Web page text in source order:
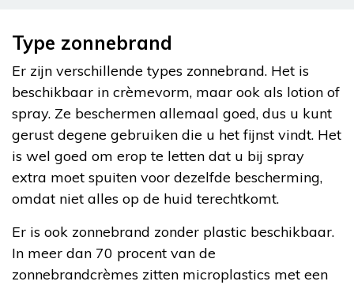
Type zonnebrand
Er zijn verschillende types zonnebrand. Het is
beschikbaar in crèmevorm, maar ook als lotion of
spray. Ze beschermen allemaal goed, dus u kunt
gerust degene gebruiken die u het fijnst vindt. Het
is wel goed om erop te letten dat u bij spray
extra moet spuiten voor dezelfde bescherming,
omdat niet alles op de huid terechtkomt.
Er is ook zonnebrand zonder plastic beschikbaar.
In meer dan 70 procent van de
zonnebrandcrèmes zitten microplastics met een